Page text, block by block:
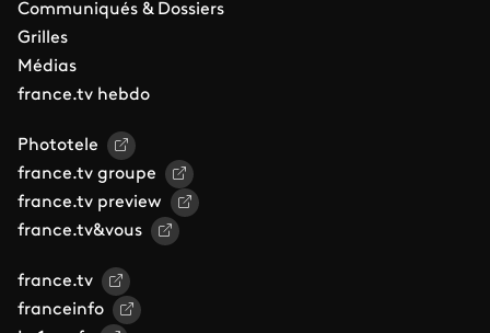
Communiqués & Dossiers
Grilles
Médias
france.tv hebdo
Phototele
france.tv groupe
france.tv preview
france.tv&vous
france.tv
franceinfo